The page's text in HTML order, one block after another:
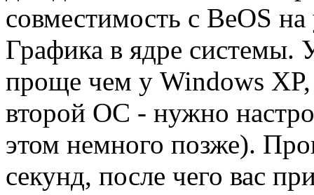
совместимость с BeOS
Графика в ядре системы.
проще чем у Windows XP,
второй ОС - нужно
этом немного позже).
секунд, после чего вас